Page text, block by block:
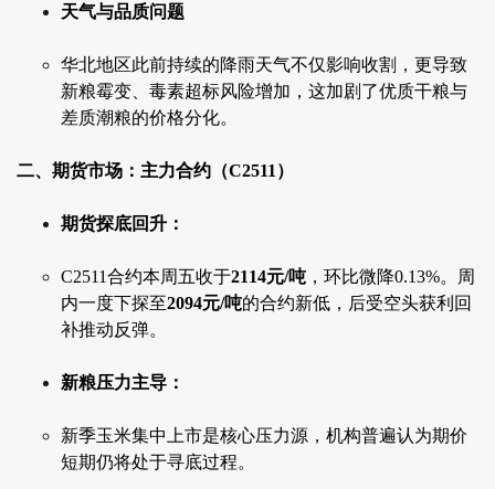
天气与品质问题
华北地区此前持续的降雨天气不仅影响收割，更导致
新粮霉变、毒素超标风险增加，这加剧了优质干粮与
差质潮粮的价格分化。
二、期货市场：主力合约（C2511）
期货探底回升：
C2511合约本周五收于2114元/吨 ，环比微降0.13%。周
内一度下探至2094元/吨的合约新低，后受空头获利回
补推动反弹。
新粮压力主导：
新季玉米集中上市是核心压力源，机构普遍认为期价
短期仍将处于寻底过程。